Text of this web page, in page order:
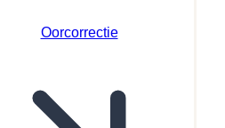
Oorcorrectie